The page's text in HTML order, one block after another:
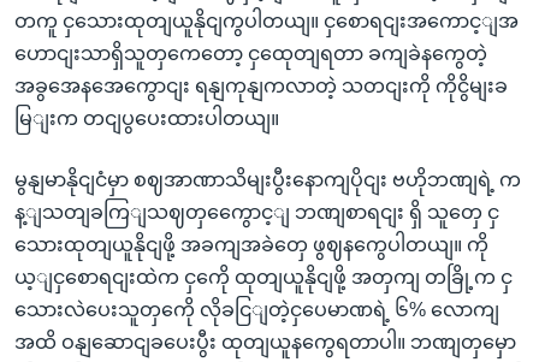
တကူ ငှသေားထုတျယူနိုငျကွပါတယျ။ ငှစောရငျးအကောင့ျအ
ဟောငျးသာရှိသူတှကေတော့ ငှထေုတျရတာ ခကျခဲနကွေတဲ့
အခွအေနအေကွောငျး ရနျကုနျကလာတဲ့ သတငျးကို ကိုငွိမျးခ
မြျးက တငျပွပေးထားပါတယျ။
မွနျမာနိုငျငံမှာ စဈအာဏာသိမျးပွီးနောကျပိုငျး ဗဟိုဘဏျရဲ့ က
န့ျသတျခကြျသဈတှကွေောင့ျ ဘဏျစာရငျး ရှိ သူတှေ ငှ
သေားထုတျယူနိုငျဖို့ အခကျအခဲတှေ ဖွဈနကွေပါတယျ။ ကို
ယ့ျငှစောရငျးထဲက ငှကေို ထုတျယူနိုငျဖို့ အတှကျ တခြို့က ငှ
သေားလဲပေးသူတှကေို လိုခငြျတဲ့ငှပေမာဏရဲ့ ၆% လောကျ
အထိ ဝနျဆောငျခပေးပွီး ထုတျယူနကွေရတာပါ။ ဘဏျတှမှော